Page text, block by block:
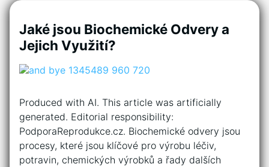
Jaké jsou Biochemické Odvery a
Jejich Využití?
Produced with AI. This article was artificially
generated. Editorial responsibility:
PodporaReprodukce.cz. Biochemické odvery jsou
procesy, které jsou klíčové pro výrobu léčiv,
potravin, chemických výrobků a řady dalších